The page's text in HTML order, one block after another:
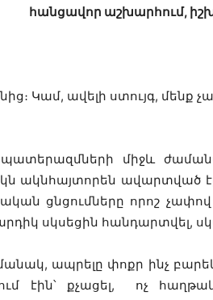
հանցավոր աշխարհում,
Կամ, ավելի ստույգ,
պատերազմների միջև
ակնհայտորեն ավարտված
ցնցումները որոշ
սկսեցին հանդարտվել,
ապրելը փոքր ինչ
էին՝ քչացել, ոչ